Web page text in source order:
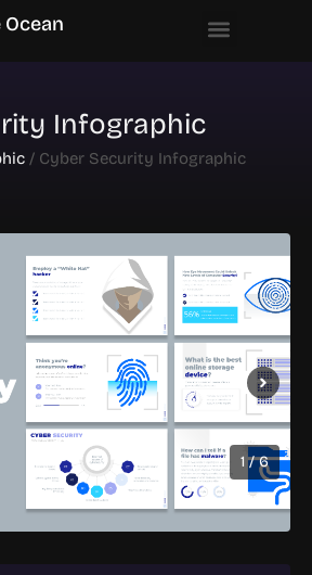
Infographic
/ Cyber Security Infographic
1 / 6